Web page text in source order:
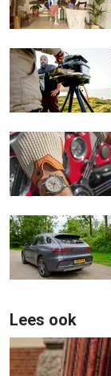
Lees ook